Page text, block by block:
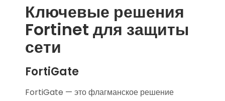
Ключевые решения
Fortinet для защиты
сети
FortiGate
FortiGate — это флагманское решение